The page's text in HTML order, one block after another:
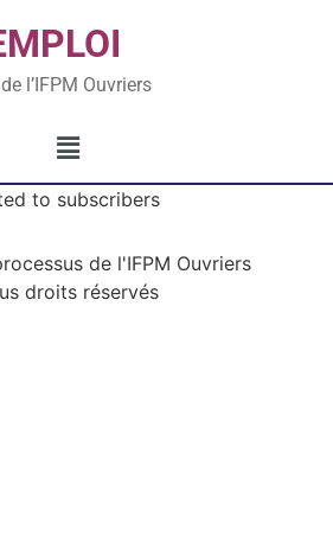
l’IFPM Ouvriers
to subscribers
de l'IFPM Ouvriers
droits réservés